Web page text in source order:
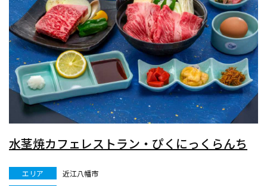
水茎焼カフェレストラン・ぴくにっくらんち
エリア
近江八幡市